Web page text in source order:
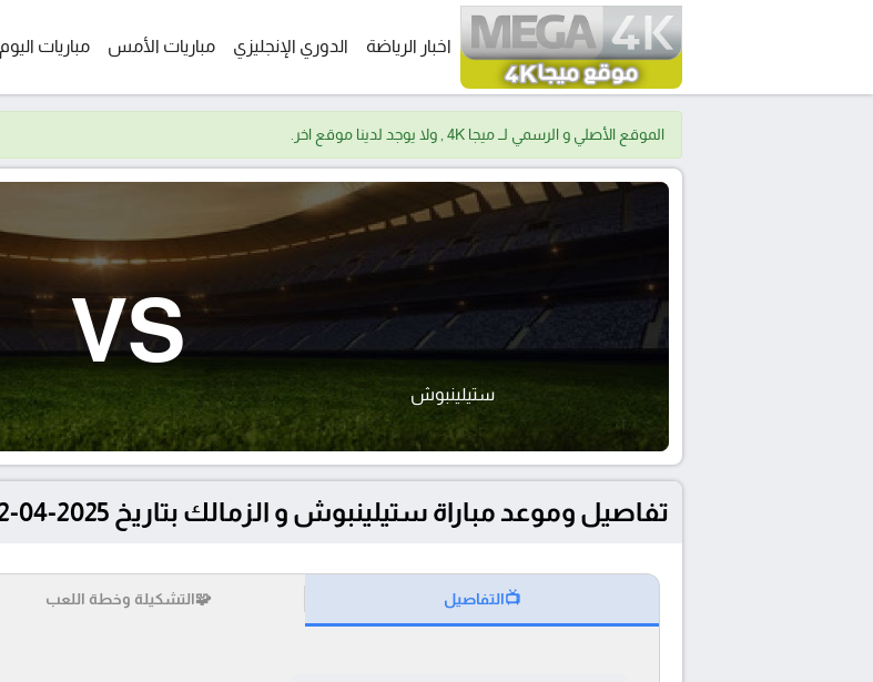
اخبار الرياضة الدوري الإنجليزي مباريات الأمس مباريات اليوم
الموقع الأصلي و الرسمي لــ ميجا 4K , ولا يوجد لدينا موقع اخر.
ستيلينبوش
VS
تفاصيل وموعد مباراة ستيلينبوش و الزمالك بتاريخ 2025-04-02 في كأس الكونفدرالية
📺التفاصيل 🧩التشكيلة وخطة اللعب